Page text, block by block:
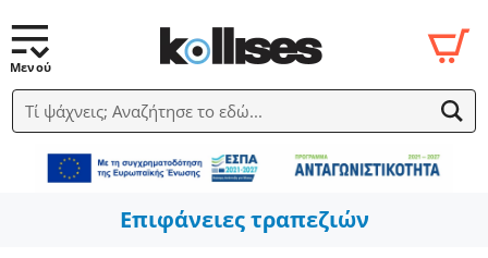
Τί ψάχνεις; Αναζήτησε το εδώ...
Επιφάνειες τραπεζιών